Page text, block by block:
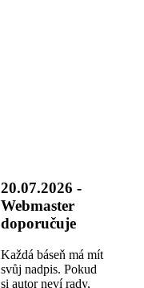
20.07.2026 -
Webmaster
doporučuje
Každá báseň má mít
svůj nadpis. Pokud
si autor neví rady,